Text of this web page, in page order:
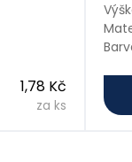
1,78 Kč
za ks